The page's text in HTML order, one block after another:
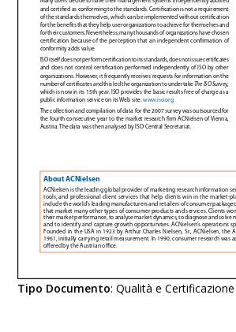
Tipo Documento:Qualità e